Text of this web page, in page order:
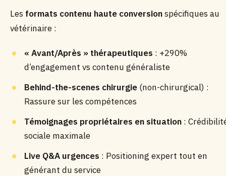
Les formats contenu haute conversionspécifiques au
vétérinaire :
« Avant/Après » thérapeutiques : +290%
d’engagement vs contenu généraliste
Behind-the-scenes chirurgie (non-chirurgical) :
Rassure sur les compétences
Témoignages propriétaires en situation :
sociale maximale
Live Q&A urgences : Positioning expert tout en
générant du service